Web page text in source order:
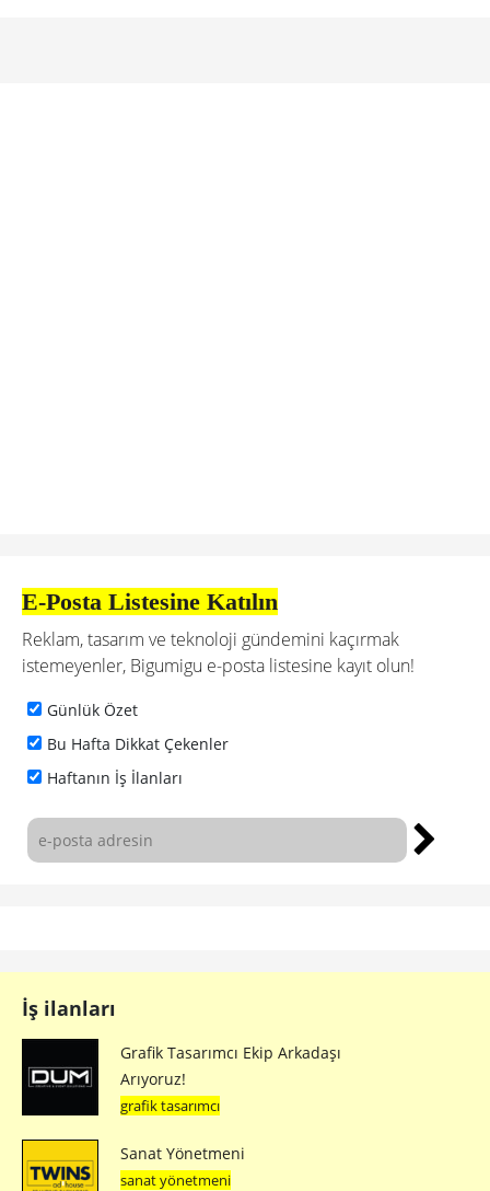
E-Posta Listesine Katılın
Reklam, tasarım ve teknoloji gündemini kaçırmak
istemeyenler, Bigumigu e-posta listesine kayıt olun!
Günlük Özet
Bu Hafta Dikkat Çekenler
Haftanın İş İlanları
İş ilanları
Grafik Tasarımcı Ekip Arkadaşı
Arıyoruz!
grafik tasarımcı
Sanat Yönetmeni
sanat yönetmeni